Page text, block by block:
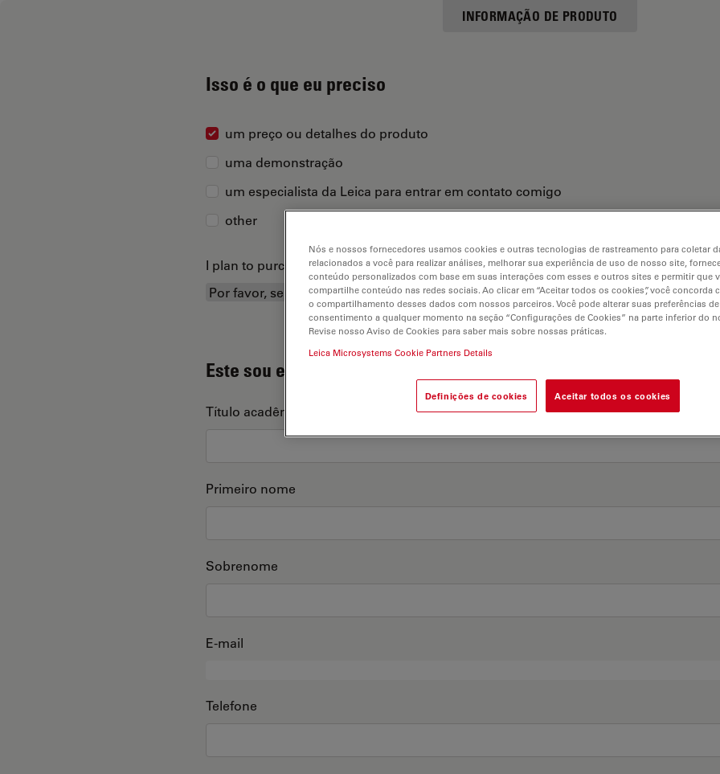
INFORMAÇÃO DE PRODUTO
Isso é o que eu preciso
um preço ou detalhes do produto
uma demonstração
um especialista da Leica para entrar em contato comigo
other
I plan to purchase...
Este sou eu
Título acadêmico
Primeiro nome
Sobrenome
E-mail
Telefone
Nós e nossos fornecedores usamos cookies e outras tecnologias de rastreamento para coletar
relacionados a você para realizar análises, melhorar sua experiência de uso de nosso site,
conteúdo personalizados com base em suas interações com esses e outros sites e permitir que
compartilhe conteúdo nas redes sociais. Ao clicar em “Aceitar todos os cookies”, você concorda
o compartilhamento desses dados com nossos parceiros. Você pode alterar suas preferências de
consentimento a qualquer momento na seção “Configurações de Cookies” na parte inferior do
Revise nosso Aviso de Cookies para saber mais sobre nossas práticas.
Leica Microsystems Cookie Partners Details
Definições de cookies Aceitar todos os cookies